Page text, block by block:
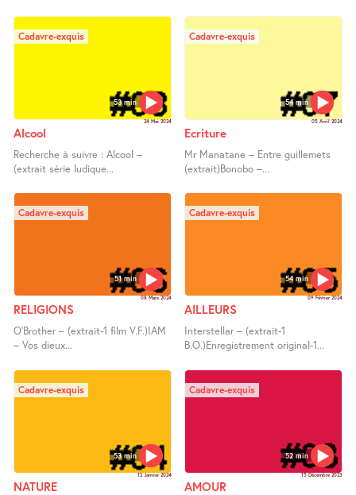
53 min
Cadavre-exquis
24 Mai 2024
Alcool
Recherche à suivre : Alcool –
(extrait série ludique...
54 min
Cadavre-exquis
05 Avril 2024
Ecriture
Mr Manatane – Entre guillemets
(extrait)Bonobo –...
51 min
Cadavre-exquis
08 Mars 2024
RELIGIONS
O’Brother – (extrait-1 film V.F.)IAM
– Vos dieux...
54 min
Cadavre-exquis
09 Février 2024
AILLEURS
Interstellar – (extrait-1
B.O.)Enregistrement original-1...
53 min
Cadavre-exquis
12 Janvier 2024
NATURE
52 min
Cadavre-exquis
15 Décembre 2023
AMOUR